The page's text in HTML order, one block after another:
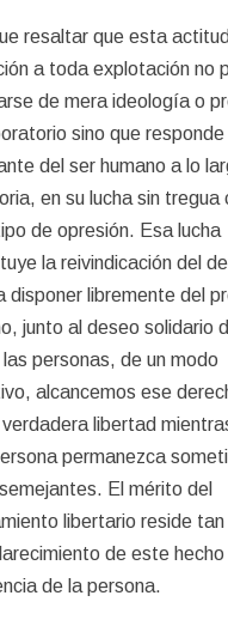
resaltar que esta
a toda explotación no
de mera ideología o
sino que responde
del ser humano a lo
en su lucha sin tregua
de opresión. Esa lucha
la reivindicación del
disponer libremente del
junto al deseo solidario
personas, de un modo
alcancemos ese
verdadera libertad
permanezca
El mérito del
libertario reside tan
de este
de la persona.